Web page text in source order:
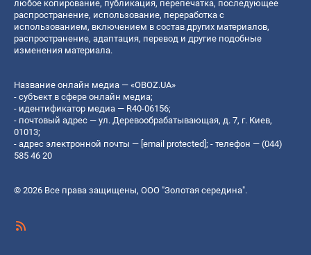
любое копирование, публикация, перепечатка, последующее
распространение, использование, переработка с
использованием, включением в состав других материалов,
распространение, адаптация, перевод и другие подобные
изменения материала.
Название онлайн медиа — «OBOZ.UA»
- субъект в сфере онлайн медиа;
- идентификатор медиа — R40-06156;
- почтовый адрес — ул. Деревообрабатывающая, д. 7, г. Киев,
01013;
- адрес электронной почты — [email protected]; - телефон — (044)
585 46 20
© 2026 Все права защищены, ООО "Золотая середина".